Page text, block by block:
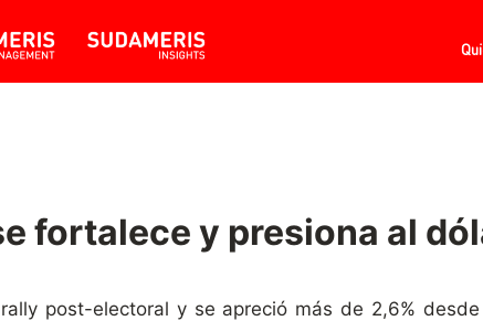
fortalece y presiona al
post-electoral y se apreció más de 2,6%